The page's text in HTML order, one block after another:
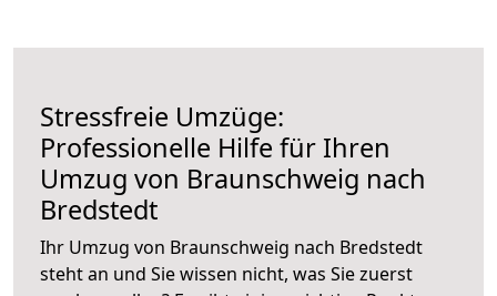
Stressfreie Umzüge:
Professionelle Hilfe für Ihren
Umzug von Braunschweig nach
Bredstedt
Ihr Umzug von Braunschweig nach Bredstedt
steht an und Sie wissen nicht, was Sie zuerst